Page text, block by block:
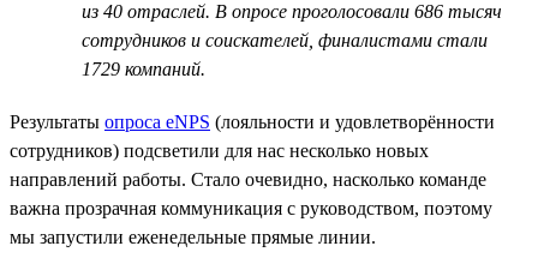
из 40 отраслей. В опросе проголосовали 686 тысяч
сотрудников и соискателей, финалистами стали
1729 компаний.
Результаты опроса eNPS (лояльности и удовлетворённости
сотрудников) подсветили для нас несколько новых
направлений работы. Стало очевидно, насколько команде
важна прозрачная коммуникация с руководством, поэтому
мы запустили еженедельные прямые линии.